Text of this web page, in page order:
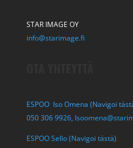
STAR IMAGE OY
info@starimage.fi
ESPOO Iso Omena (Navigoi
050 306 9926,
ESPOO Sello (Navigoi tästä)